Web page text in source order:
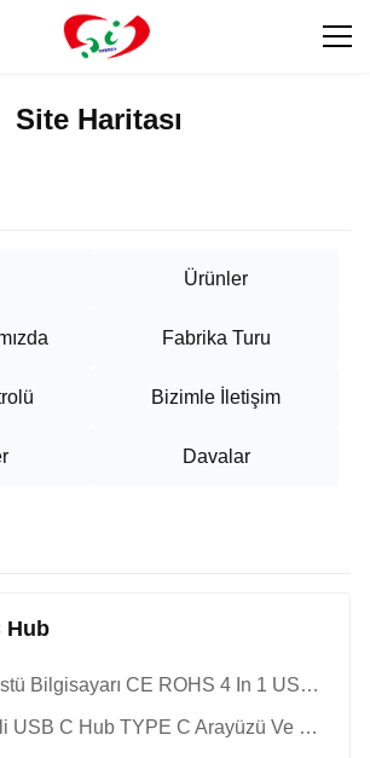
Site Haritası
Ürünler
Fabrika Turu
Bizimle İletişim
Davalar
Hub
PD Şarj Dizüstü Bilgisayarı CE ROHS 4 In 1 USB C Hub
Gümüş Çeşitli USB C Hub TYPE C Arayüzü Ve Nem Direnci % 5 Ila % 95 RH Bağlantı Çözümleri Sağlar